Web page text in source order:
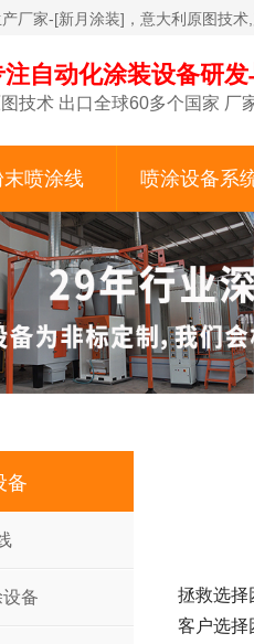
厂家-[新月涂装]，意大利原图技术
自动化涂装设备研
技术 出口全球60多个国家 厂
末喷涂线 喷涂设备系
拯救选择
客户选择
备
备